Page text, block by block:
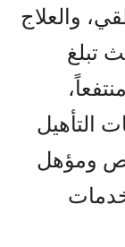
والعلاج
تبلغ
الطاقة الاستيعابية للوحدة 60 منتفعاً،
التأهيل
ومؤهل